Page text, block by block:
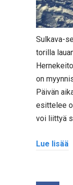
Sulkava-
torilla
on
Päivän
esittelee
voi liittyä
Lue lisää